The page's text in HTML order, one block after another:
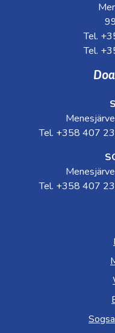
Tel.
Tel.
Tel. +358 407
Tel. +358 407